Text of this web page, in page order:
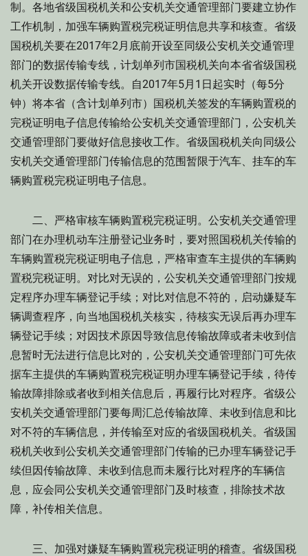
制。各地省级国税机关和公安机关交通管理部门要建立协作
工作机制，加强车辆购置税完税证明信息共享和核查。省级
国税机关要在2017年2月底前开设至同级公安机关交通管理
部门的数据传输专线，计划单列市国税机关向本省省级国税
机关开设数据传输专线。自2017年5月1日起实时（每5分
钟）将本省（含计划单列市）国税机关签发的车辆购置税的
完税证明电子信息传输给公安机关交通管理部门，公安机关
交通管理部门要做好信息接收工作。省级国税机关向同级公
安机关交通管理部门传输信息的范围暂限于汽车、挂车的车
辆购置税完税证明电子信息。
二、严格审核车辆购置税完税证明。公安机关交通管理
部门在办理机动车注册登记业务时，要对照国税机关传输的
车辆购置税完税证明电子信息，严格审查车主提供的车辆购
置税完税证明。对比对无误的，公安机关交通管理部门按规
定程序办理车辆登记手续；对比对信息不符的，启动嫌疑车
辆调查程序，向当地国税机关核实，待核实无误后再办理车
辆登记手续；对因技术原因导致信息传输故障或者未收到信
息暂时无法进行信息比对的，公安机关交通管理部门可先依
据车主提供的车辆购置税完税证明办理车辆登记手续，待传
输故障排除或者收到相关信息后，再履行比对程序。省级公
安机关交通管理部门要每周汇总传输故障、未收到信息和比
对不符的车辆信息，并传输至对应的省级国税机关。省级国
税机关收到公安机关交通管理部门传输的已办理车辆登记手
续但因传输故障、未收到信息而未履行比对程序的车辆信
息，应会同公安机关交通管理部门及时核查，排除技术故
障，补传相关信息。
三、加强对嫌疑车辆购置税完税证明的稽查。省级国税